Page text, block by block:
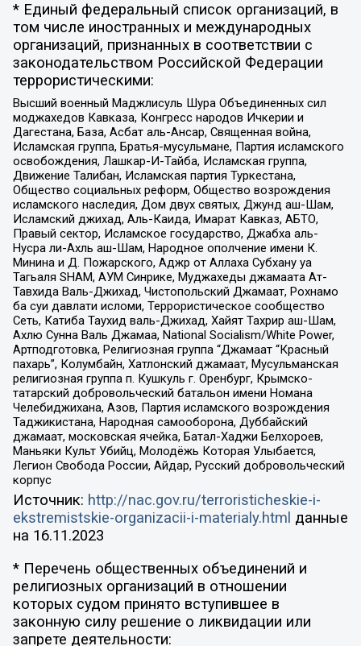
* Единый федеральный список организаций, в
том числе иностранных и международных
организаций, признанных в соответствии с
законодательством Российской Федерации
террористическими:
Высший военный Маджлисуль Шура Объединенных сил
моджахедов Кавказа, Конгресс народов Ичкерии и
Дагестана, База, Асбат аль-Ансар, Священная война,
Исламская группа, Братья-мусульмане, Партия исламского
освобождения, Лашкар-И-Тайба, Исламская группа,
Движение Талибан, Исламская партия Туркестана,
Общество социальных реформ, Общество возрождения
исламского наследия, Дом двух святых, Джунд аш-Шам,
Исламский джихад, Аль-Каида, Имарат Кавказ, АБТО,
Правый сектор, Исламское государство, Джабха аль-
Нусра ли-Ахль аш-Шам, Народное ополчение имени К.
Минина и Д. Пожарского, Аджр от Аллаха Субхану уа
Тагьаля SHAM, АУМ Синрике, Муджахеды джамаата Ат-
Тавхида Валь-Джихад, Чистопольский Джамаат, Рохнамо
ба суи давлати исломи, Террористическое сообщество
Сеть, Катиба Таухид валь-Джихад, Хайят Тахрир аш-Шам,
Ахлю Сунна Валь Джамаа, National Socialism/White Power,
Артподготовка, Религиозная группа “Джамаат “Красный
пахарь”, Колумбайн, Хатлонский джамаат, Мусульманская
религиозная группа п. Кушкуль г. Оренбург, Крымско-
татарский добровольческий батальон имени Номана
Челебиджихана, Азов, Партия исламского возрождения
Таджикистана, Народная самооборона, Дуббайский
джамаат, московская ячейка, Батал-Хаджи Белхороев,
Маньяки Культ Убийц, Молодёжь Которая Улыбается,
Легион Свобода России, Айдар, Русский добровольческий
корпус
Источник: http://nac.gov.ru/terroristicheskie-i-
ekstremistskie-organizacii-i-materialy.html данные
на 16.11.2023
* Перечень общественных объединений и
религиозных организаций в отношении
которых судом принято вступившее в
законную силу решение о ликвидации или
запрете деятельности: